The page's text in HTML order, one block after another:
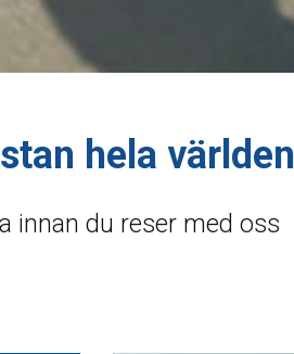
hela världen
innan du reser med oss